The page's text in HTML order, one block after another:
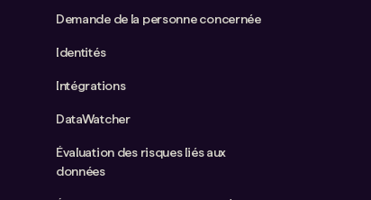
Demande de la personne concernée
Identités
Intégrations
DataWatcher
Évaluation des risques liés aux
données